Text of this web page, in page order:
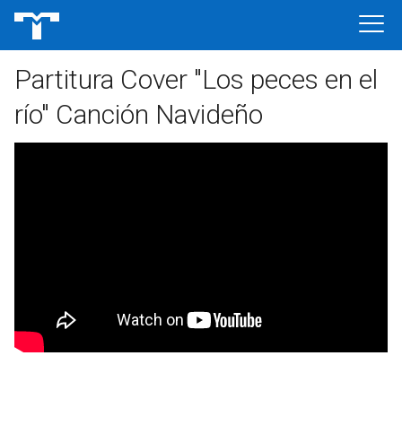
Partitura Cover "Los peces en el
río" Canción Navideño